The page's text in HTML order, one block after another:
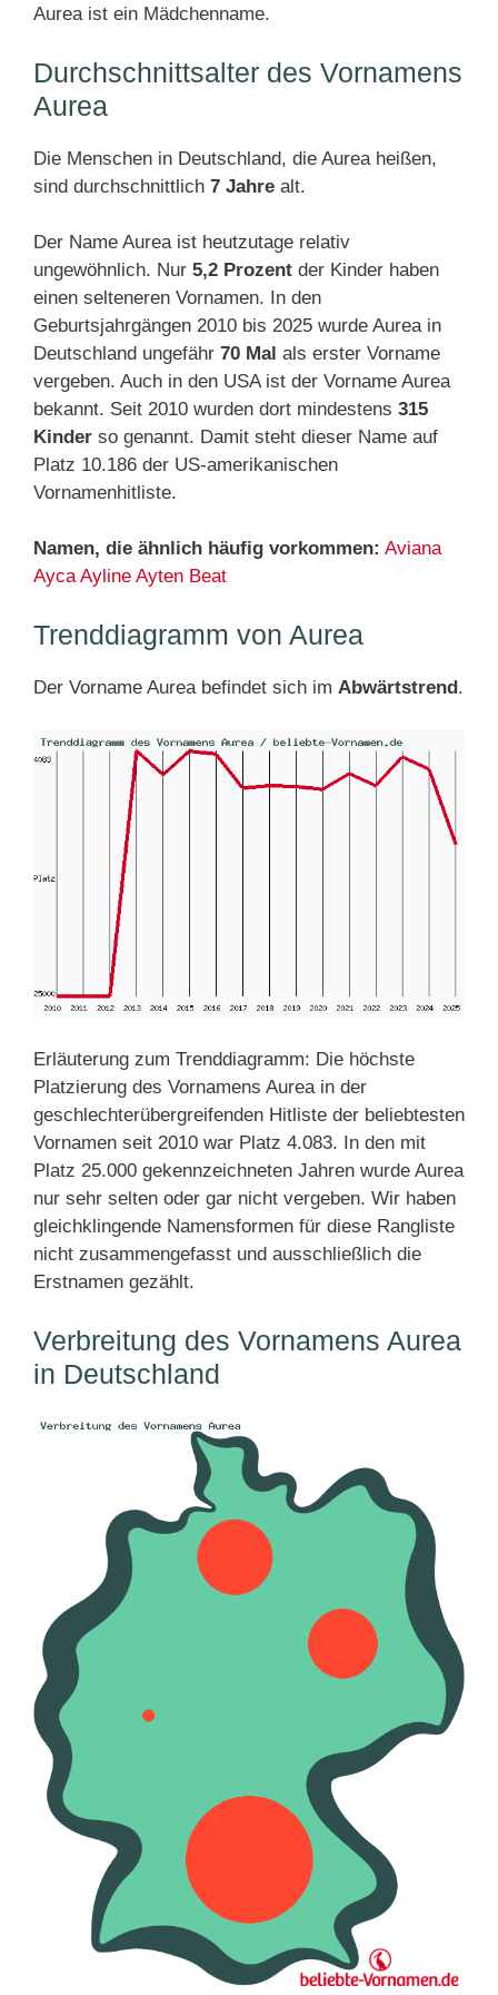
Aurea ist ein Mädchenname.
Durchschnittsalter des Vornamens
Aurea
Die Menschen in Deutschland, die Aurea heißen,
sind durchschnittlich 7 Jahre alt.
Der Name Aurea ist heutzutage relativ
ungewöhnlich. Nur 5,2 Prozent der Kinder haben
einen selteneren Vornamen. In den
Geburtsjahrgängen 2010 bis 2025 wurde Aurea in
Deutschland ungefähr 70 Mal als erster Vorname
vergeben. Auch in den USA ist der Vorname Aurea
bekannt. Seit 2010 wurden dort mindestens 315
Kinder so genannt. Damit steht dieser Name auf
Platz 10.186 der US-amerikanischen
Vornamenhitliste.
Namen, die ähnlich häufig vorkommen: Aviana
Ayca Ayline Ayten Beat
Trenddiagramm von Aurea
Der Vorname Aurea befindet sich im Abwärtstrend.
Erläuterung zum Trenddiagramm: Die höchste
Platzierung des Vornamens Aurea in der
geschlechterübergreifenden Hitliste der beliebtesten
Vornamen seit 2010 war Platz 4.083. In den mit
Platz 25.000 gekennzeichneten Jahren wurde Aurea
nur sehr selten oder gar nicht vergeben. Wir haben
gleichklingende Namensformen für diese Rangliste
nicht zusammengefasst und ausschließlich die
Erstnamen gezählt.
Verbreitung des Vornamens Aurea
in Deutschland